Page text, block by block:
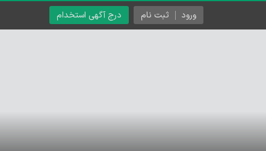
درج آگهی استخدام ورود ثبت نام